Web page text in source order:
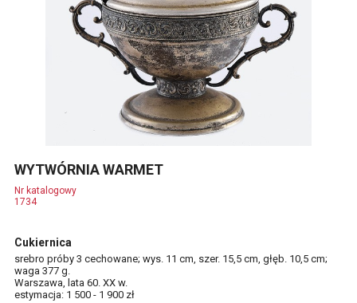
WYTWÓRNIA WARMET
Nr katalogowy
1734
Cukiernica
srebro próby 3 cechowane; wys. 11 cm, szer. 15,5 cm, głęb. 10,5 cm;
waga 377 g.
Warszawa, lata 60. XX w.
estymacja: 1 500 - 1 900 zł